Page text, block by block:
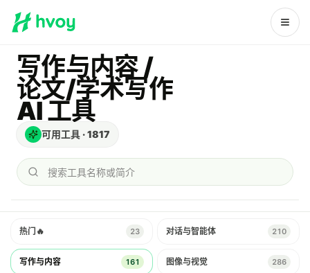
写作与内容 /
论文/学术写作
AI 工具
可用工具 ·1817
搜索工具名称或简介
热门 🔥 23 对话与智能体 210
写作与内容 161 图像与视觉 286